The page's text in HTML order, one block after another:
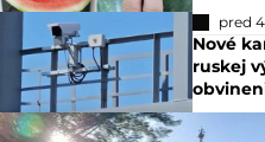
pred
Nové
ruskej